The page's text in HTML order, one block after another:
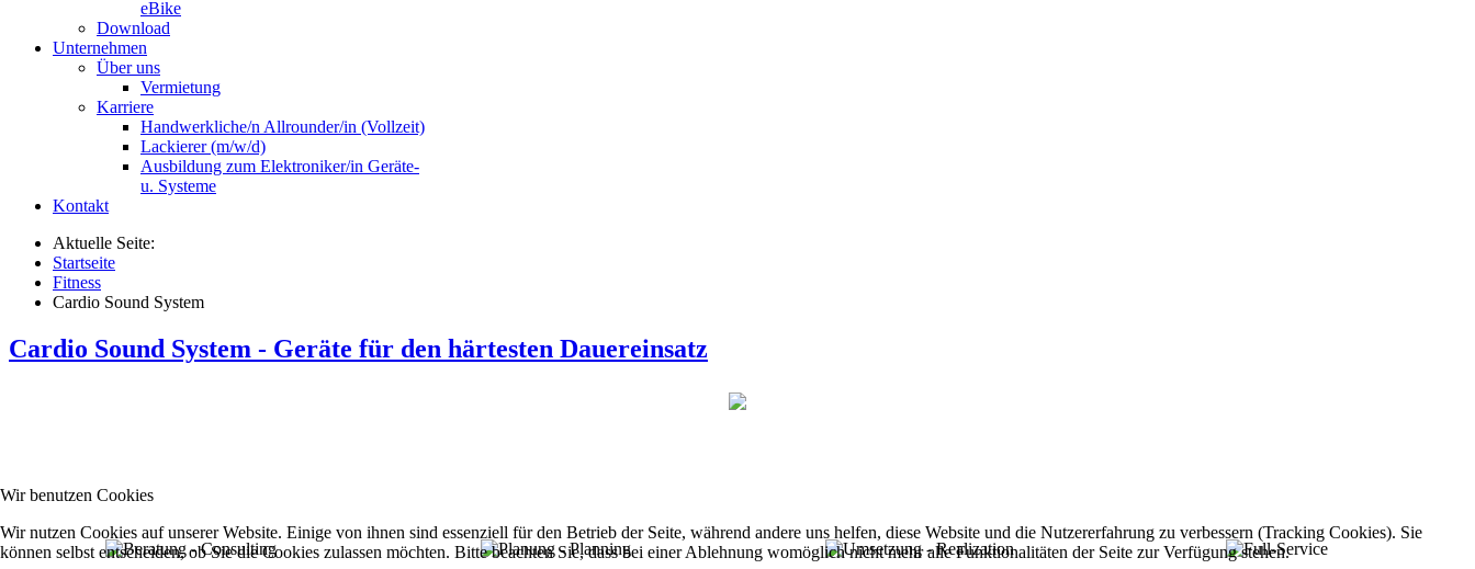
eBike
Download
Unternehmen
Über uns
Vermietung
Karriere
Handwerkliche/n Allrounder/in (Vollzeit)
Lackierer (m/w/d)
Ausbildung zum Elektroniker/in Geräte-
u. Systeme
Kontakt
Aktuelle Seite:
Startseite
Fitness
Cardio Sound System
Cardio Sound System - Geräte für den härtesten Dauereinsatz
Wir benutzen Cookies
Wir nutzen Cookies auf unserer Website. Einige von ihnen sind essenziell für den Betrieb der Seite, während andere uns helfen, diese Website und die Nutzererfahrung zu verbessern (Tracking Cookies). Sie
können selbst entscheiden, ob Sie die Cookies zulassen möchten. Bitte beachten Sie, dass bei einer Ablehnung womöglich nicht mehr alle Funktionalitäten der Seite zur Verfügung stehen.